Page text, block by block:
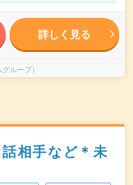
詳しく見る
ループ）
相手など＊未